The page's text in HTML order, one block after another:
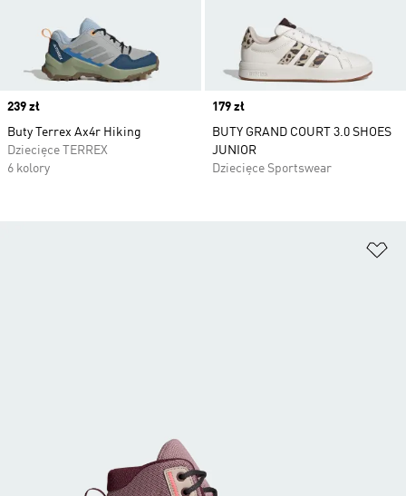
Price
239 zł
Buty Terrex Ax4r Hiking
Dziecięce TERREX
6 kolory
Price
179 zł
BUTY GRAND COURT 3.0 SHOES
JUNIOR
Dziecięce Sportswear